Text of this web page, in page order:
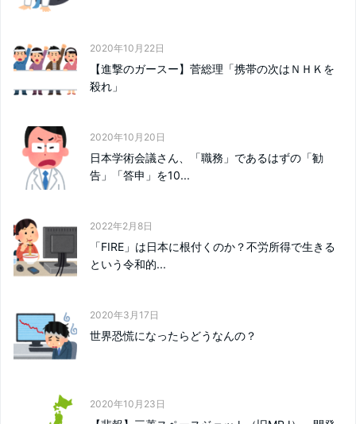
2020年10月22日
【進撃のガースー】菅総理「携帯の次はＮＨＫを
殺れ」
2020年10月20日
日本学術会議さん、「職務」であるはずの「勧
告」「答申」を10...
2022年2月8日
「FIRE」は日本に根付くのか？不労所得で生きる
という令和的...
2020年3月17日
世界恐慌になったらどうなんの？
2020年10月23日